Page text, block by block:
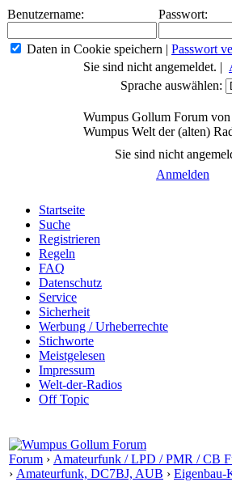
Benutzername: Passwort:
Daten in Cookie speichern | Passwort
Sie sind nicht angemeldet. |
Sprache auswählen:
Wumpus Gollum Forum von
Wumpus Welt der (alten)
Sie sind nicht
Anmelden
Startseite
Suche
Registrieren
Regeln
FAQ
Datenschutz
Service
Sicherheit
Werbung / Urheberrechte
Stichworte
Meistgelesen
Impressum
Welt-der-Radios
Off Topic
Forum › Amateurfunk / LPD / PMR / CB
› Amateurfunk, DC7BJ, AUB › Eigenbau-